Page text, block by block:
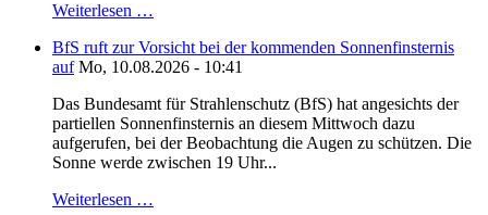
Weiterlesen …
BfS ruft zur Vorsicht bei der kommenden Sonnenfinsternis
auf Mo, 10.08.2026 - 10:41
Das Bundesamt für Strahlenschutz (BfS) hat angesichts der
partiellen Sonnenfinsternis an diesem Mittwoch dazu
aufgerufen, bei der Beobachtung die Augen zu schützen. Die
Sonne werde zwischen 19 Uhr...
Weiterlesen …